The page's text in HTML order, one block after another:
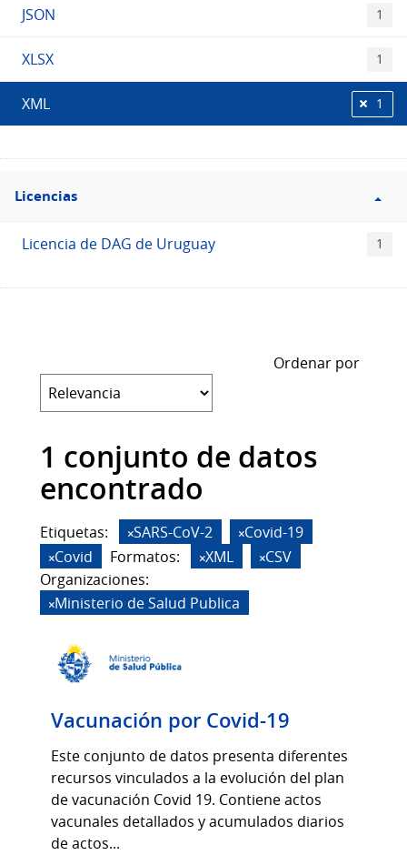
JSON 1
XLSX 1
XML 1
Filtro
Licencias
Licencias
Licencia de DAG de Uruguay 1
Ordenar por
1 conjunto de datos
encontrado
Etiquetas: SARS-CoV-2
Covid-19
Covid
Formatos: XML
CSV
Organizaciones:
Ministerio de Salud Publica
Vacunación por Covid-19
Este conjunto de datos presenta diferentes
recursos vinculados a la evolución del plan
de vacunación Covid 19. Contiene actos
vacunales detallados y acumulados diarios
de actos...